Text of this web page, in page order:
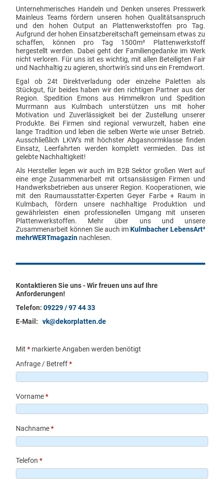
Unternehmerisches Handeln und Denken unseres Presswerk
Mainleus Teams fördern unseren hohen Qualitätsanspruch
und den hohen Output an Plattenwerkstoffen pro Tag.
Aufgrund der hohen Einsatzbereitschaft gemeinsam etwas zu
schaffen, können pro Tag 1500m² Plattenwerkstoff
hergestellt werden. Dabei geht der Familiengedanke im Werk
nicht verloren. Für uns ist es wichtig, mit allen Beteiligten Fair
und Nachhaltig zu agieren, shortwin‘s sind uns ein Fremdwort.
Egal ob 24t Direktverladung oder einzelne Paletten als
Stückgut, für beides haben wir den richtigen Partner aus der
Region. Spedition Emons aus Himmelkron und Spedition
Murrmann aus Kulmbach unterstützen uns mit hoher
Motivation und Zuverlässigkeit bei der Zustellung unserer
Produkte. Bei Firmen sind regional verwurzelt, haben eine
lange Tradition und leben die selben Werte wie unser Betrieb.
Ausschließlich LKW‘s mit höchster Abgasnormklasse finden
Einsatz, Leerfahrten werden komplett vermieden. Das ist
gelebte Nachhaltigkeit!
Als Hersteller legen wir auch im B2B Sektor großen Wert auf
eine enge Zusammenarbeit mit ortsansässigen Firmen und
Handwerksbetrieben aus unserer Region. Kooperationen, wie
mit den Raumausstatter-Experten Geyer Farbe + Raum in
Kulmbach, fördern unsere nachhaltige Produktion und
gewährleisten einen professionellen Umgang mit unseren
Plattenwerkstoffen. Mehr über uns und unsere
Zusammenarbeit können Sie auch imKulmbacher LebensArt²
mehrWERTmagazin nachlesen.
Kontaktieren Sie uns - Wir freuen uns auf Ihre
Anforderungen!
Telefon:09229 / 97 44 33
E-Mail:vk@dekorplatten.de
Mit* markierte Angaben werden benötigt
Anfrage / Betreff*
Vorname*
Nachname*
Telefon*